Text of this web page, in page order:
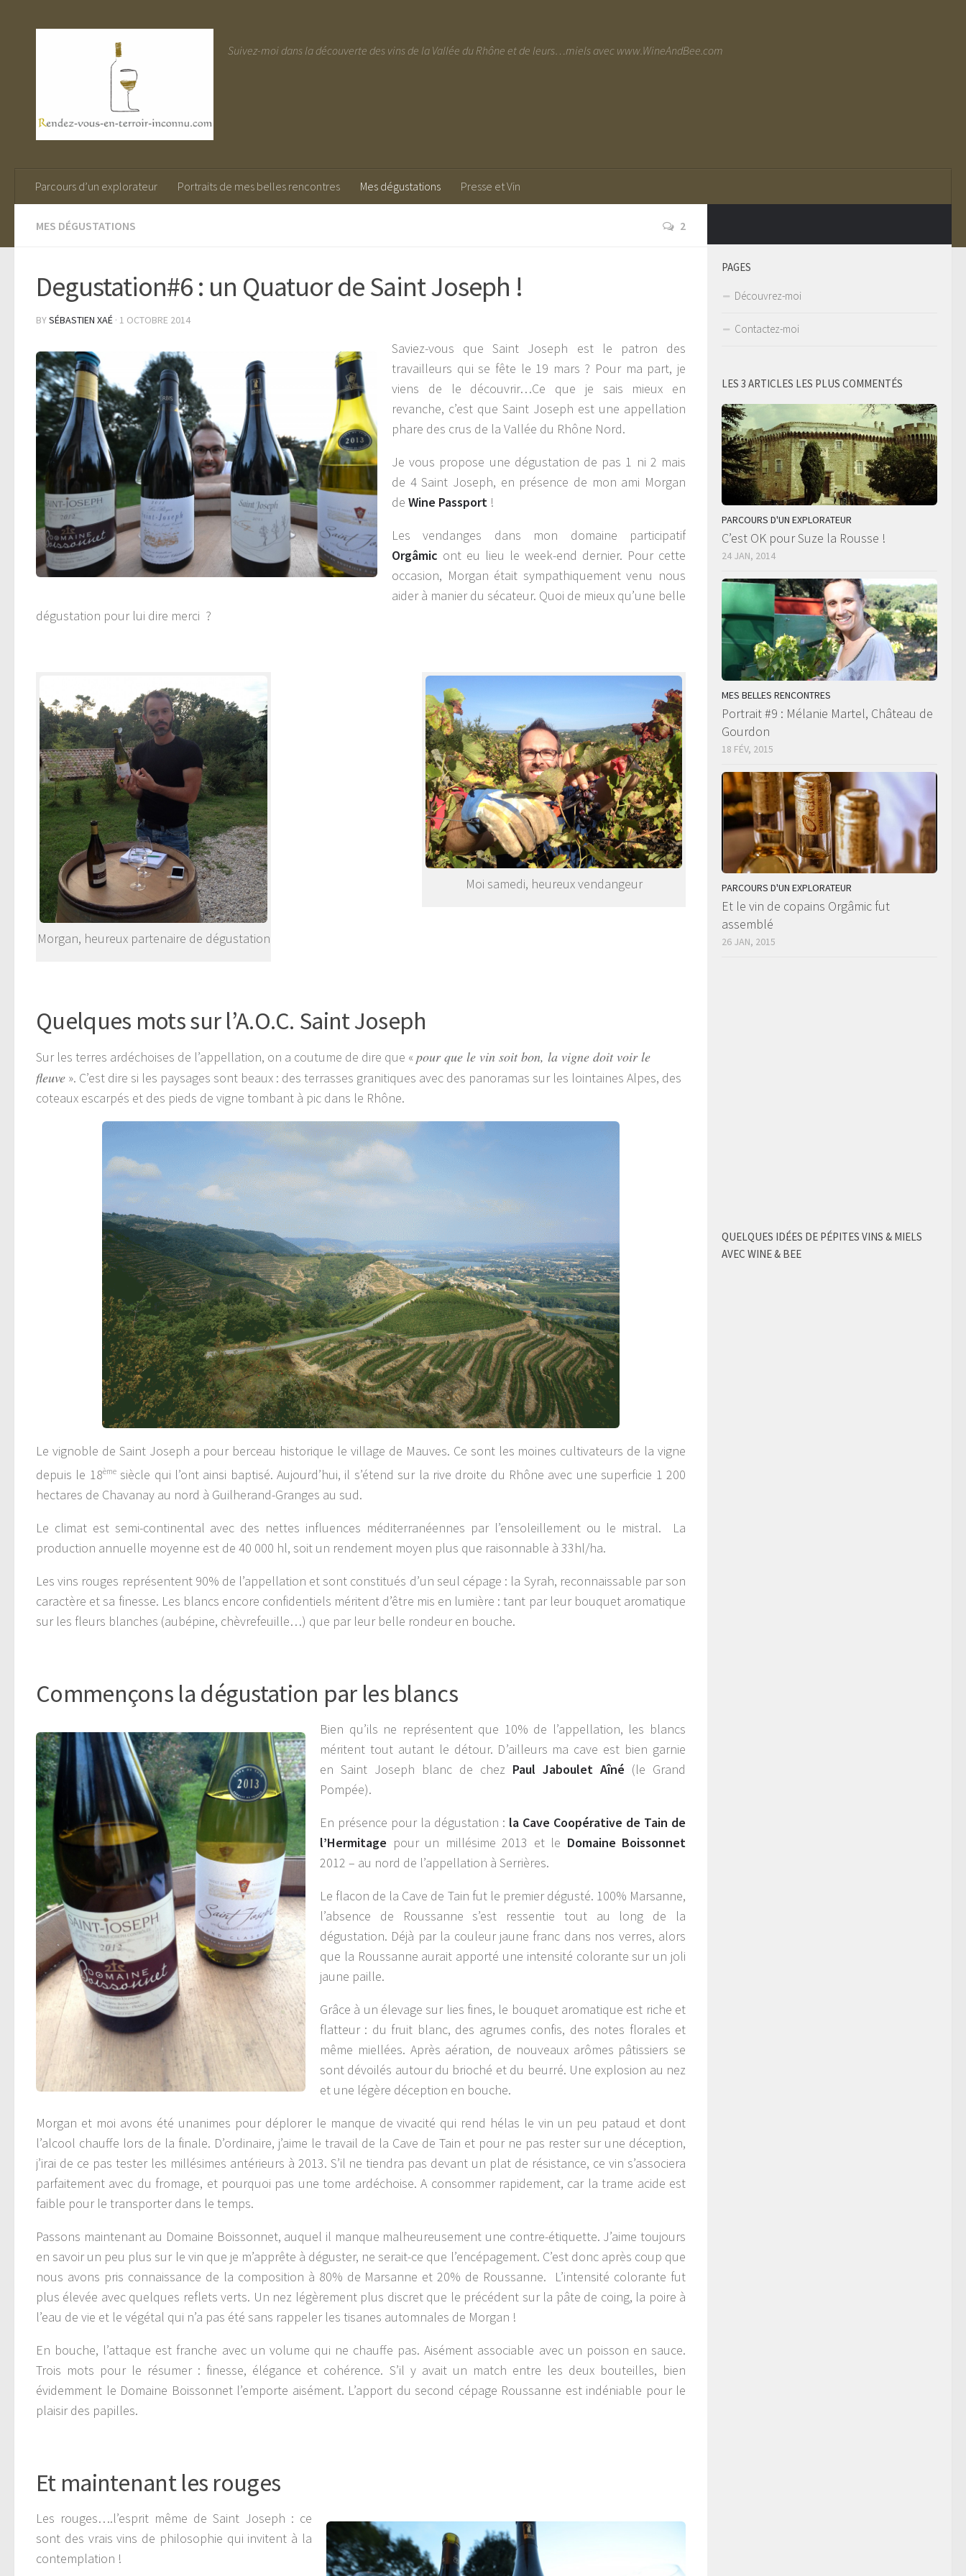
Suivez-moi dans la découverte des vins de la Vallée du Rhône et de leurs…miels avec www.WineAndBee.com
Parcours d’un explorateur Portraits de mes belles rencontres Mes dégustations Presse et Vin
MES DÉGUSTATIONS 2
Degustation#6 : un Quatuor de Saint Joseph !
BYSÉBASTIEN XAÉ · 1 OCTOBRE 2014
Saviez-vous que Saint Joseph est le patron des
travailleurs qui se fête le 19 mars ? Pour ma part, je
viens de le découvrir…Ce que je sais mieux en
revanche, c’est que Saint Joseph est une appellation
phare des crus de la Vallée du Rhône Nord.
Je vous propose une dégustation de pas 1 ni 2 mais
de 4 Saint Joseph, en présence de mon ami Morgan
de Wine Passport !
Les vendanges dans mon domaine participatif
Orgâmic ont eu lieu le week-end dernier. Pour cette
occasion, Morgan était sympathiquement venu nous
aider à manier du sécateur. Quoi de mieux qu’une belle
dégustation pour lui dire merci ?
Morgan, heureux partenaire de dégustation
Moi samedi, heureux vendangeur
Quelques mots sur l’A.O.C. Saint Joseph
Sur les terres ardéchoises de l’appellation, on a coutume de dire que «pour que le vin soit bon, la vigne doit voir le
fleuve ». C’est dire si les paysages sont beaux : des terrasses granitiques avec des panoramas sur les lointaines Alpes, des
coteaux escarpés et des pieds de vigne tombant à pic dans le Rhône.
Le vignoble de Saint Joseph a pour berceau historique le village de Mauves. Ce sont les moines cultivateurs de la vigne
depuis le 18ème siècle qui l’ont ainsi baptisé. Aujourd’hui, il s’étend sur la rive droite du Rhône avec une superficie 1 200
hectares de Chavanay au nord à Guilherand-Granges au sud.
Le climat est semi-continental avec des nettes influences méditerranéennes par l’ensoleillement ou le mistral. La
production annuelle moyenne est de 40 000 hl, soit un rendement moyen plus que raisonnable à 33hl/ha.
Les vins rouges représentent 90% de l’appellation et sont constitués d’un seul cépage : la Syrah, reconnaissable par son
caractère et sa finesse. Les blancs encore confidentiels méritent d’être mis en lumière : tant par leur bouquet aromatique
sur les fleurs blanches (aubépine, chèvrefeuille…) que par leur belle rondeur en bouche.
Commençons la dégustation par les blancs
Bien qu’ils ne représentent que 10% de l’appellation, les blancs
méritent tout autant le détour. D’ailleurs ma cave est bien garnie
en Saint Joseph blanc de chez Paul Jaboulet Aîné (le Grand
Pompée).
En présence pour la dégustation : la Cave Coopérative de Tain de
l’Hermitage pour un millésime 2013 et le Domaine Boissonnet
2012 – au nord de l’appellation à Serrières.
Le flacon de la Cave de Tain fut le premier dégusté. 100% Marsanne,
l’absence de Roussanne s’est ressentie tout au long de la
dégustation. Déjà par la couleur jaune franc dans nos verres, alors
que la Roussanne aurait apporté une intensité colorante sur un joli
jaune paille.
Grâce à un élevage sur lies fines, le bouquet aromatique est riche et
flatteur : du fruit blanc, des agrumes confis, des notes florales et
même miellées. Après aération, de nouveaux arômes pâtissiers se
sont dévoilés autour du brioché et du beurré. Une explosion au nez
et une légère déception en bouche.
Morgan et moi avons été unanimes pour déplorer le manque de vivacité qui rend hélas le vin un peu pataud et dont
l’alcool chauffe lors de la finale. D’ordinaire, j’aime le travail de la Cave de Tain et pour ne pas rester sur une déception,
j’irai de ce pas tester les millésimes antérieurs à 2013. S’il ne tiendra pas devant un plat de résistance, ce vin s’associera
parfaitement avec du fromage, et pourquoi pas une tome ardéchoise. A consommer rapidement, car la trame acide est
faible pour le transporter dans le temps.
Passons maintenant au Domaine Boissonnet, auquel il manque malheureusement une contre-étiquette. J’aime toujours
en savoir un peu plus sur le vin que je m’apprête à déguster, ne serait-ce que l’encépagement. C’est donc après coup que
nous avons pris connaissance de la composition à 80% de Marsanne et 20% de Roussanne. L’intensité colorante fut
plus élevée avec quelques reflets verts. Un nez légèrement plus discret que le précédent sur la pâte de coing, la poire à
l’eau de vie et le végétal qui n’a pas été sans rappeler les tisanes automnales de Morgan !
En bouche, l’attaque est franche avec un volume qui ne chauffe pas. Aisément associable avec un poisson en sauce.
Trois mots pour le résumer : finesse, élégance et cohérence. S’il y avait un match entre les deux bouteilles, bien
évidemment le Domaine Boissonnet l’emporte aisément. L’apport du second cépage Roussanne est indéniable pour le
plaisir des papilles.
Et maintenant les rouges
Les rouges….l’esprit même de Saint Joseph : ce
sont des vrais vins de philosophie qui invitent à la
contemplation !
PAGES
Découvrez-moi
Contactez-moi
LES 3 ARTICLES LES PLUS COMMENTÉS
PARCOURS D'UN EXPLORATEUR
C’est OK pour Suze la Rousse !
24 JAN, 2014
MES BELLES RENCONTRES
Portrait #9 : Mélanie Martel, Château de
Gourdon
18 FÉV, 2015
PARCOURS D'UN EXPLORATEUR
Et le vin de copains Orgâmic fut
assemblé
26 JAN, 2015
QUELQUES IDÉES DE PÉPITES VINS & MIELS
AVEC WINE & BEE